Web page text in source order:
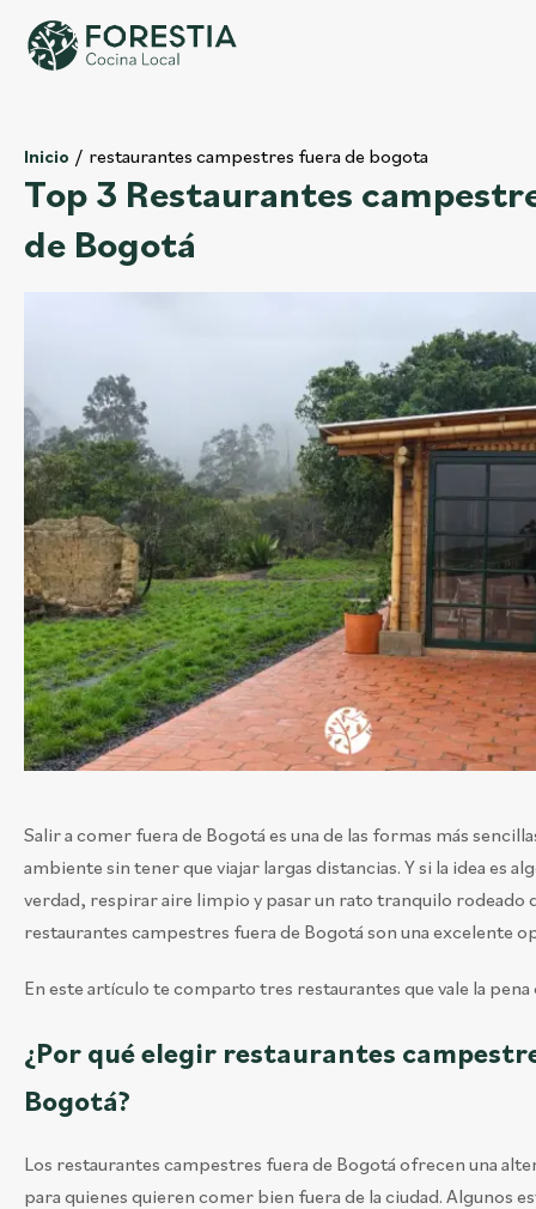
Inicio restaurantes campestres fuera de bogota
Top 3 Restaurantes
de Bogotá
Salir a comer fuera de Bogotá es una de las formas más
ambiente sin tener que viajar largas distancias. Y si la idea es
verdad, respirar aire limpio y pasar un rato tranquilo rodeado
restaurantes campestres fuera de Bogotá son una excelente
En este artículo te comparto tres restaurantes que vale la
¿Por qué elegir restaurantes
Bogotá?
Los restaurantes campestres fuera de Bogotá ofrecen una
para quienes quieren comer bien fuera de la ciudad. Algunos